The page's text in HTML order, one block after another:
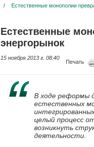
/ Естественные монополии
Естественные
энергорынок
15 ноября 2013 г. 08:40
Печать
В ходе реформы
естественных
целый процесс
возникнуть
деятельности.